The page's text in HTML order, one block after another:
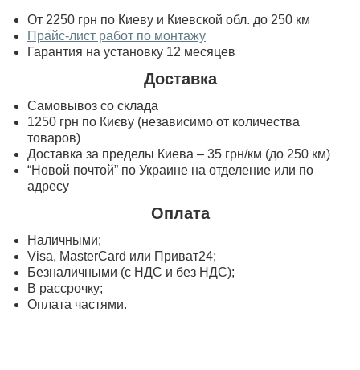
От 2250 грн по Киеву и Киевской обл. до 250 км
Прайс-лист работ по монтажу
Гарантия на установку 12 месяцев
Доставка
Самовывоз со склада
1250 грн по Києву (независимо от количества
товаров)
Доставка за пределы Киева – 35 грн/км (до 250 км)
“Новой почтой” по Украине на отделение или по
адресу
Оплата
Наличными;
Visa, MasterСard или Приват24;
Безналичными (с НДС и без НДС);
В рассрочку;
Оплата частями.